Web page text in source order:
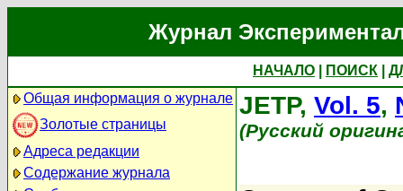
Журнал
НАЧАЛО ПОИСК
Общая информация о журнале
Золотые страницы
Адреса редакции
Содержание журнала
JETP, Vol. 5,
(Русский